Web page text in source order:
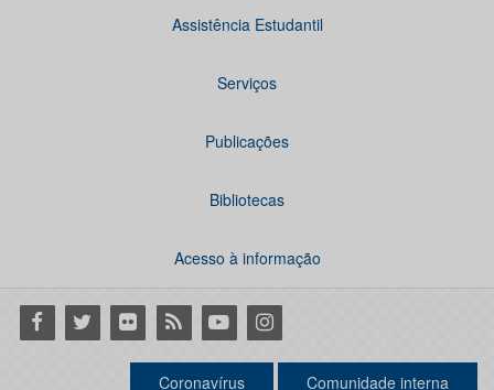
Assistência Estudantil
Serviços
Publicações
Bibliotecas
Acesso à informação
Facebook
Twitter Flickr RSS YoutubeInstagram
Coronavírus Comunidade interna